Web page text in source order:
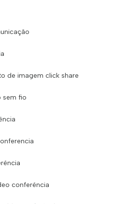
de imagem click share
sem fio
conferência